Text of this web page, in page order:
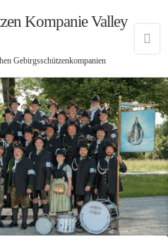
Kompanie Valley
Gebirgsschützenkompanien